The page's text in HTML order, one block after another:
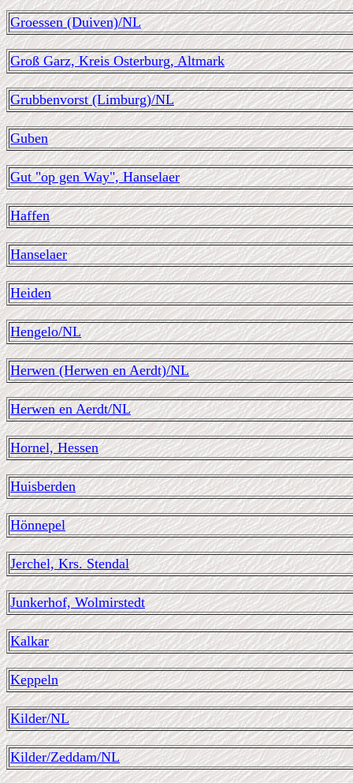
Groessen (Duiven)/NL
Groß Garz, Kreis Osterburg, Altmark
Grubbenvorst (Limburg)/NL
Guben
Gut "op gen Way", Hanselaer
Haffen
Hanselaer
Heiden
Hengelo/NL
Herwen (Herwen en Aerdt)/NL
Herwen en Aerdt/NL
Hornel, Hessen
Huisberden
Hönnepel
Jerchel, Krs. Stendal
Junkerhof, Wolmirstedt
Kalkar
Keppeln
Kilder/NL
Kilder/Zeddam/NL